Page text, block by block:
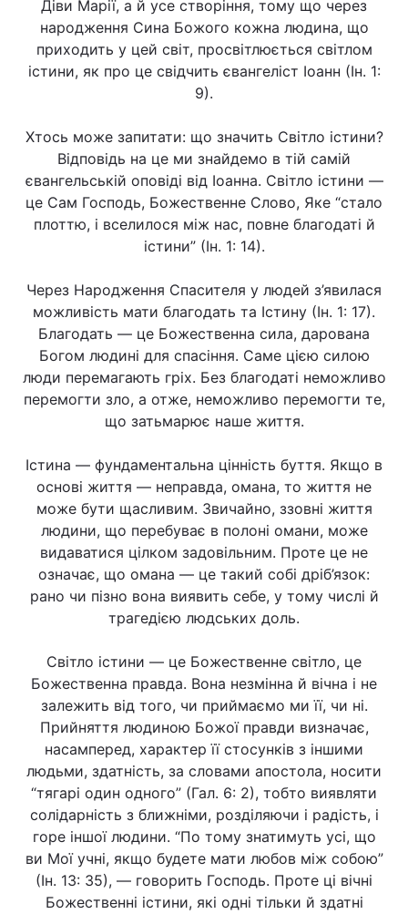
Діви Марії, а й усе створіння, тому що через
народження Сина Божого кожна людина, що
приходить у цей світ, просвітлюється світлом
істини, як про це свідчить євангеліст Іоанн (Ін. 1:
9).
Хтось може запитати: що значить Світло істини?
Відповідь на це ми знайдемо в тій самій
євангельській оповіді від Іоанна. Світло істини —
це Сам Господь, Божественне Слово, Яке “стало
плоттю, і вселилося між нас, повне благодаті й
істини” (Ін. 1: 14).
Через Народження Спасителя у людей з’явилася
можливість мати благодать та Істину (Ін. 1: 17).
Благодать — це Божественна сила, дарована
Богом людині для спасіння. Саме цією силою
люди перемагають гріх. Без благодаті неможливо
перемогти зло, а отже, неможливо перемогти те,
що затьмарює наше життя.
Істина — фундаментальна цінність буття. Якщо в
основі життя — неправда, омана, то життя не
може бути щасливим. Звичайно, ззовні життя
людини, що перебуває в полоні омани, може
видаватися цілком задовільним. Проте це не
означає, що омана — це такий собі дріб’язок:
рано чи пізно вона виявить себе, у тому числі й
трагедією людських доль.
Світло істини — це Божественне світло, це
Божественна правда. Вона незмінна й вічна і не
залежить від того, чи приймаємо ми її, чи ні.
Прийняття людиною Божої правди визначає,
насамперед, характер її стосунків з іншими
людьми, здатність, за словами апостола, носити
“тягарі один одного” (Гал. 6: 2), тобто виявляти
солідарність з ближніми, розділяючи і радість, і
горе іншої людини. “По тому знатимуть усі, що
ви Мої учні, якщо будете мати любов між собою”
(Ін. 13: 35), — говорить Господь. Проте ці вічні
Божественні істини, які одні тільки й здатні